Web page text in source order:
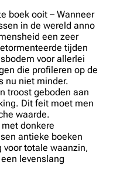
boek ooit – Wanneer
in de wereld anno
een zeer
tijden
voor allerlei
die profileren op de
nu niet minder.
troost geboden aan
Dit feit moet men
waarde.
donkere
antieke boeken
voor totale waanzin,
levenslang